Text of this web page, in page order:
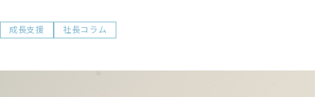
成長支援 社長コラム